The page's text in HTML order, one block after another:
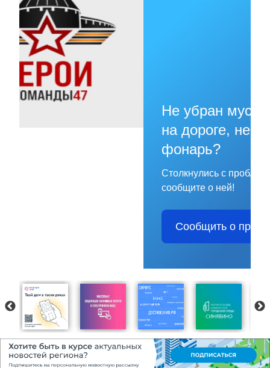
Не убран
на дороге, не
фонарь?
Столкнулись с
сообщите о ней!
Сообщить о